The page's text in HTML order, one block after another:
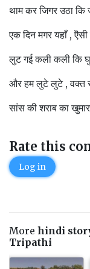
थाम कर जिगर उठा कि
एक दिन मगर यहाँ ,
लुट गई कली कली कि
और हम लुटे लुटे , वक्त
सांस की शराब का
Rate this
Log in
More hindi
Tripathi